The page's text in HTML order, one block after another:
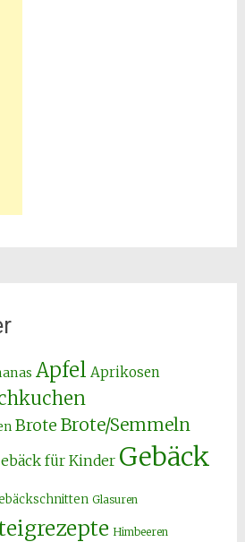
Apfel Aprikosen
Brote Brote/Semmeln
für Kinder Gebäck
Glasuren
Himbeeren